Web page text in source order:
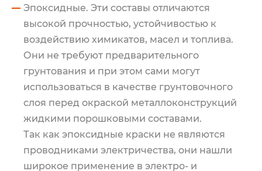
Эпоксидные. Эти составы отличаются
высокой прочностью, устойчивостью к
воздействию химикатов, масел и топлива.
Они не требуют предварительного
грунтования и при этом сами могут
использоваться в качестве грунтовочного
слоя перед окраской металлоконструкций
жидкими порошковыми составами.
Так как эпоксидные краски не являются
проводниками электричества, они нашли
широкое применение в электро- и